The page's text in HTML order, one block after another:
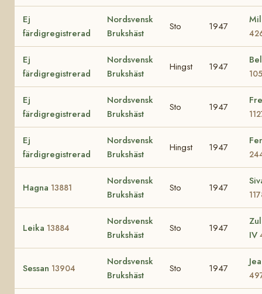
Ej
färdigregistrerad
Nordsvensk
Brukshäst
Sto 1947
Ej
färdigregistrerad
Nordsvensk
Brukshäst
Hingst 1947
Ej
färdigregistrerad
Nordsvensk
Brukshäst
Sto 1947
Ej
färdigregistrerad
Nordsvensk
Brukshäst
Hingst 1947
Hagna 13881
Nordsvensk
Brukshäst
Sto 1947
Leika 13884
Nordsvensk
Brukshäst
Sto 1947
IV
Sessan 13904
Nordsvensk
Brukshäst
Sto 1947